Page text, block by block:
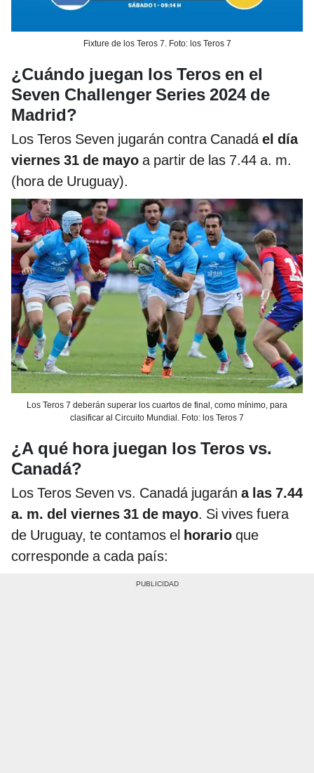
Fixture de los Teros 7. Foto: los Teros 7
¿Cuándo juegan los Teros en el
Seven Challenger Series 2024 de
Madrid?
Los Teros Seven jugarán contra Canadáel día
viernes 31 de mayo a partir de las 7.44 a. m.
(hora de Uruguay).
Los Teros 7 deberán superar los cuartos de final, como mínimo, para
clasificar al Circuito Mundial. Foto: los Teros 7
¿A qué hora juegan los Teros vs.
Canadá?
Los Teros Seven vs. Canadá jugarán a las 7.44
a. m. del viernes 31 de mayo. Si vives fuera
de Uruguay, te contamos el horario que
corresponde a cada país: